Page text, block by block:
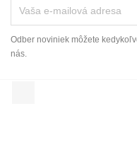
Odber noviniek môžete
nás.